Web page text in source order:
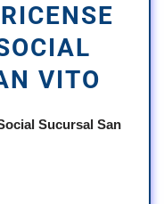
VITO
Sucursal San